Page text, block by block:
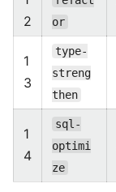
2
or
1
3
type-
streng
then
1
4
sql-
optimi
ze